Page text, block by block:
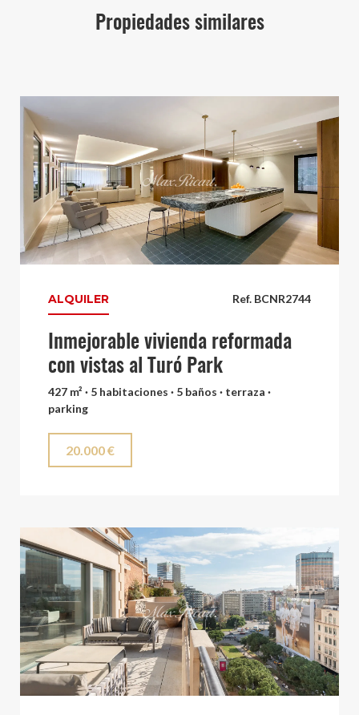
Propiedades similares
Ref. BCNR2744
ALQUILER
Inmejorable vivienda reformada
con vistas al Turó Park
427 m² · 5 habitaciones · 5 baños · terraza ·
parking
20.000 €